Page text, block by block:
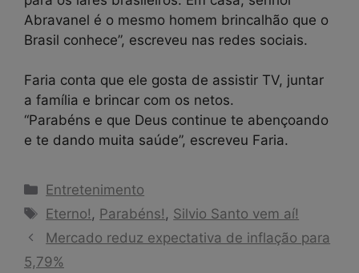
Abravanel é o mesmo homem brincalhão que o
Brasil conhece”, escreveu nas redes sociais.
Faria conta que ele gosta de assistir TV, juntar
a família e brincar com os netos.
“Parabéns e que Deus continue te abençoando
e te dando muita saúde”, escreveu Faria.
Categorias
Entretenimento
Tags
Eterno! , Parabéns! , Silvio Santo vem aí!
Mercado reduz expectativa de inflação para
5,79%